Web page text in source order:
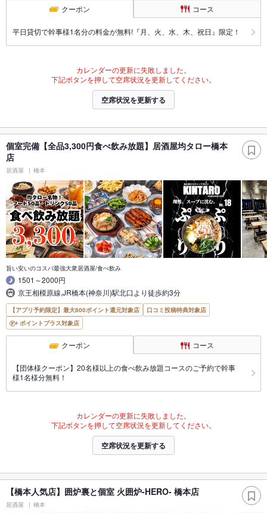
クーポン コース
平日貸切で幹事様1名分の料金が無料!『月、火、水、木、祝日』限定！
カレンダーの更新に失敗しました。
下記ボタンを押して空席状況を更新してください。
空席状況を更新する
個室完備【全品3,300円食べ飲み放題】居酒屋均タロー橋本
店
居酒屋 橋本
旨い安いのコスパ最強大衆居酒屋/食べ飲み
1501～2000円
京王相模原線,JR橋本(神奈川)駅北口より徒歩約3分
【アプリ予約限定】最大800ポイント還元対象店
口コミ投稿特典対象店
ポイントプラス対象店
クーポン コース
【団体様クーポン】20名様以上の食べ飲み放題コースのご予約で幹事
様1名様分無料！
カレンダーの更新に失敗しました。
下記ボタンを押して空席状況を更新してください。
空席状況を更新する
【橋本人気店】囲炉裏と個室 火囲炉-HERO- 橋本店
居酒屋 橋本